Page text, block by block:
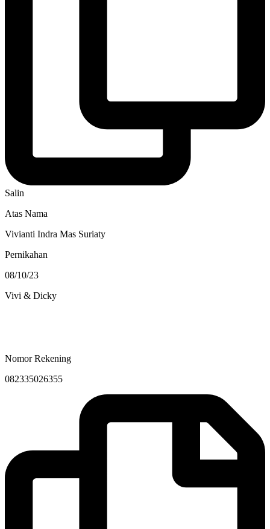
Salin
Atas Nama
Vivianti Indra Mas Suriaty
Pernikahan
08/10/23
Vivi & Dicky
Nomor Rekening
082335026355